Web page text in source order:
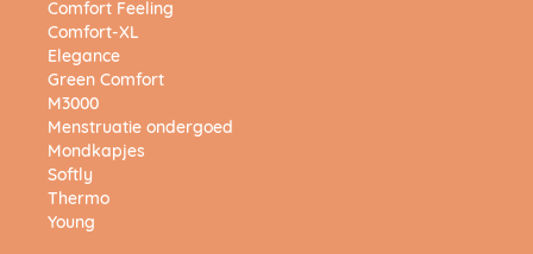
Comfort Feeling
Comfort-XL
Elegance
Green Comfort
M3000
Menstruatie ondergoed
Mondkapjes
Softly
Thermo
Young